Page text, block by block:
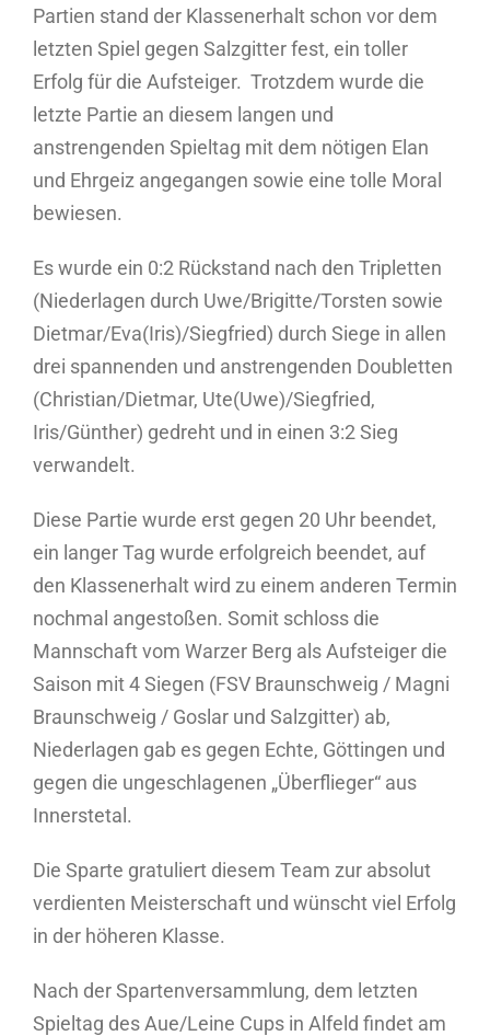
Partien stand der Klassenerhalt schon vor dem
letzten Spiel gegen Salzgitter fest, ein toller
Erfolg für die Aufsteiger. Trotzdem wurde die
letzte Partie an diesem langen und
anstrengenden Spieltag mit dem nötigen Elan
und Ehrgeiz angegangen sowie eine tolle Moral
bewiesen.
Es wurde ein 0:2 Rückstand nach den Tripletten
(Niederlagen durch Uwe/Brigitte/Torsten sowie
Dietmar/Eva(Iris)/Siegfried) durch Siege in allen
drei spannenden und anstrengenden Doubletten
(Christian/Dietmar, Ute(Uwe)/Siegfried,
Iris/Günther) gedreht und in einen 3:2 Sieg
verwandelt.
Diese Partie wurde erst gegen 20 Uhr beendet,
ein langer Tag wurde erfolgreich beendet, auf
den Klassenerhalt wird zu einem anderen Termin
nochmal angestoßen. Somit schloss die
Mannschaft vom Warzer Berg als Aufsteiger die
Saison mit 4 Siegen (FSV Braunschweig / Magni
Braunschweig / Goslar und Salzgitter) ab,
Niederlagen gab es gegen Echte, Göttingen und
gegen die ungeschlagenen „Überflieger“ aus
Innerstetal.
Die Sparte gratuliert diesem Team zur absolut
verdienten Meisterschaft und wünscht viel Erfolg
in der höheren Klasse.
Nach der Spartenversammlung, dem letzten
Spieltag des Aue/Leine Cups in Alfeld findet am